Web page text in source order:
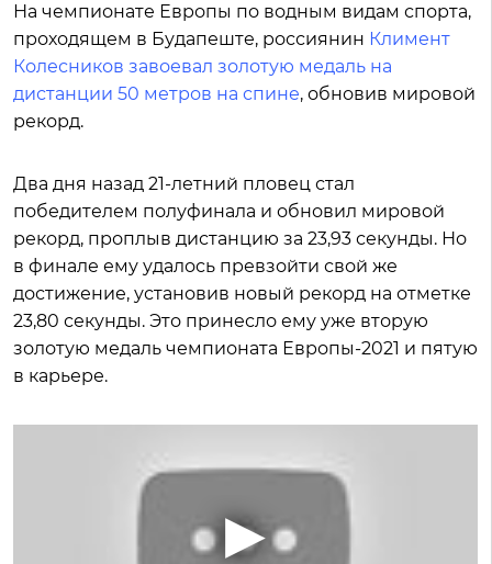
На чемпионате Европы по водным видам спорта,
проходящем в Будапеште, россиянин Климент
Колесников завоевал золотую медаль на
дистанции 50 метров на спине, обновив мировой
рекорд.
Два дня назад 21-летний пловец стал
победителем полуфинала и обновил мировой
рекорд, проплыв дистанцию за 23,93 секунды. Но
в финале ему удалось превзойти свой же
достижение, установив новый рекорд на отметке
23,80 секунды. Это принесло ему уже вторую
золотую медаль чемпионата Европы-2021 и пятую
в карьере.